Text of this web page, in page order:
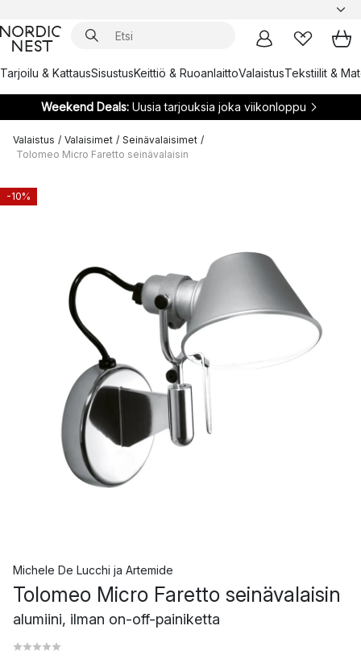
Tarjoilu & KattausSisustusKeittiö & RuoanlaittoValaistusTekstiilit &
Weekend Deals:Uusia tarjouksia joka viikonloppu
Valaistus / Valaisimet / Seinävalaisimet /
Tolomeo Micro Faretto seinävalaisin
-10%
Michele De Lucchi ja Artemide
Tolomeo Micro Faretto seinävalaisin
alumiini, ilman on-off-painiketta